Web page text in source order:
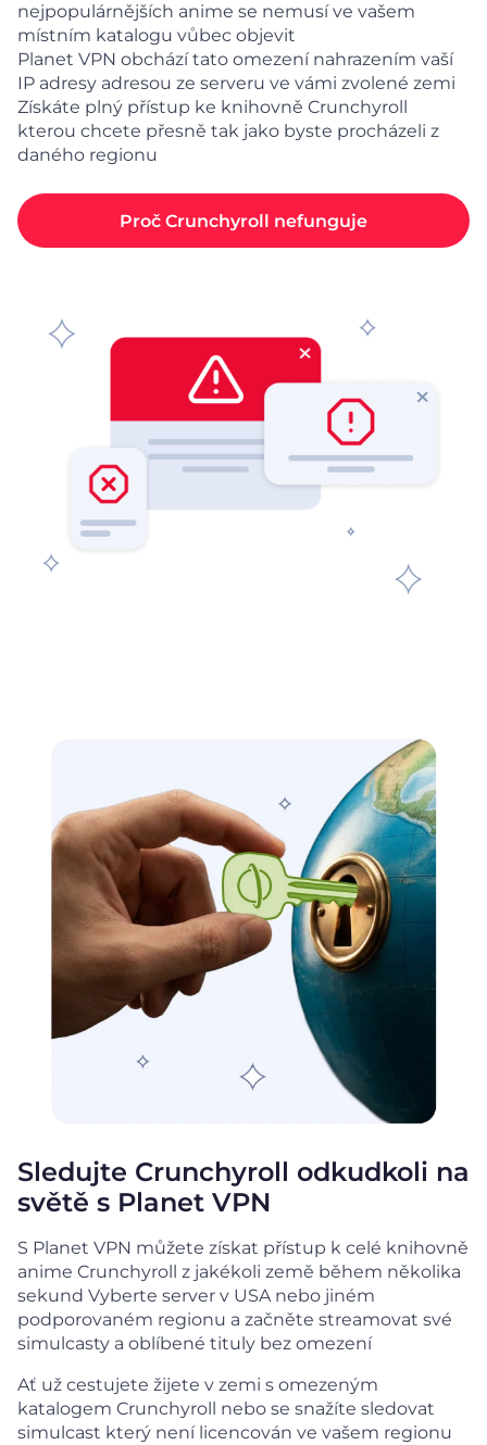
nejpopulárnějších anime se nemusí ve vašem
místním katalogu vůbec objevit
Planet VPN obchází tato omezení nahrazením vaší
IP adresy adresou ze serveru ve vámi zvolené zemi
Získáte plný přístup ke knihovně Crunchyroll
kterou chcete přesně tak jako byste procházeli z
daného regionu
Proč Crunchyroll nefunguje
Sledujte Crunchyroll odkudkoli na
světě s Planet VPN
S Planet VPN můžete získat přístup k celé knihovně
anime Crunchyroll z jakékoli země během několika
sekund Vyberte server v USA nebo jiném
podporovaném regionu a začněte streamovat své
simulcasty a oblíbené tituly bez omezení
Ať už cestujete žijete v zemi s omezeným
katalogem Crunchyroll nebo se snažíte sledovat
simulcast který není licencován ve vašem regionu